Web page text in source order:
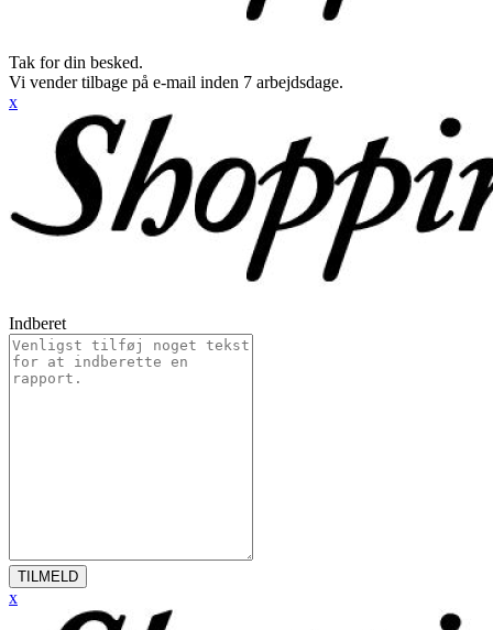
Tak for din besked.
Vi vender tilbage på e-mail inden 7 arbejdsdage.
x
Indberet
TILMELD
x